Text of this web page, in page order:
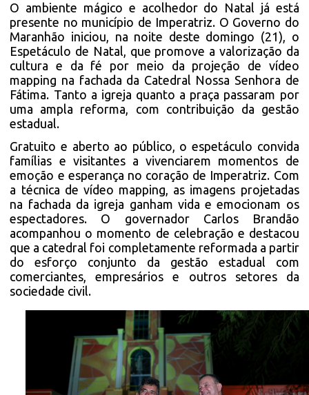
O ambiente mágico e acolhedor do Natal já está
presente no município de Imperatriz. O Governo do
Maranhão iniciou, na noite deste domingo (21), o
Espetáculo de Natal, que promove a valorização da
cultura e da fé por meio da projeção de vídeo
mapping na fachada da Catedral Nossa Senhora de
Fátima. Tanto a igreja quanto a praça passaram por
uma ampla reforma, com contribuição da gestão
estadual.
Gratuito e aberto ao público, o espetáculo convida
famílias e visitantes a vivenciarem momentos de
emoção e esperança no coração de Imperatriz. Com
a técnica de vídeo mapping, as imagens projetadas
na fachada da igreja ganham vida e emocionam os
espectadores. O governador Carlos Brandão
acompanhou o momento de celebração e destacou
que a catedral foi completamente reformada a partir
do esforço conjunto da gestão estadual com
comerciantes, empresários e outros setores da
sociedade civil.